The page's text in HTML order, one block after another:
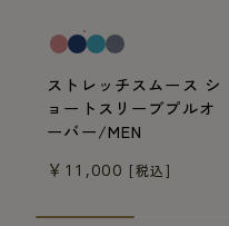
ストレッチスムース シ
ョートスリーブプルオ
ーバー/MEN
￥11,000 [税込]